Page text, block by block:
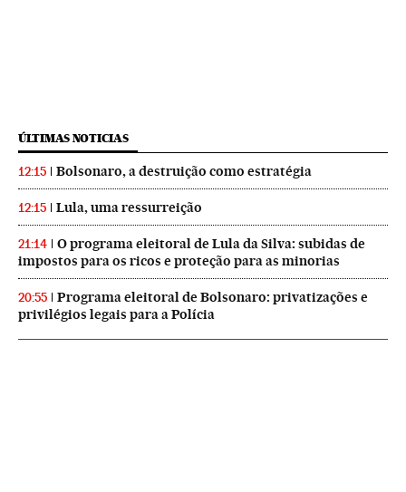
ÚLTIMAS NOTICIAS
12:15 Bolsonaro, a destruição como estratégia
12:15 Lula, uma ressurreição
21:14
O programa eleitoral de Lula da Silva: subidas de
impostos para os ricos e proteção para as minorias
20:55
Programa eleitoral de Bolsonaro: privatizações e
privilégios legais para a Polícia